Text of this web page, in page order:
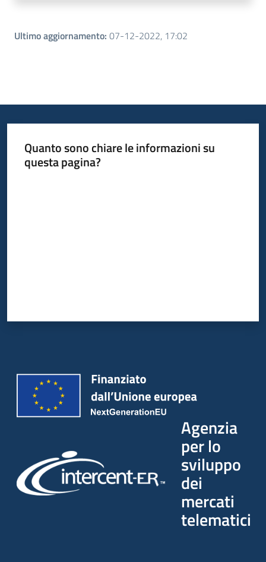
Ultimo aggiornamento: 07-12-2022, 17:02
Quanto sono chiare le informazioni su
questa pagina?
Agenzia
per lo
sviluppo
dei
mercati
telematici